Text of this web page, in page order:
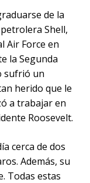
de la
Shell,
Air Force en
la Segunda
sufrió un
herido que le
a trabajar en
Roosevelt.
cerca de dos
Además, su
Todas estas